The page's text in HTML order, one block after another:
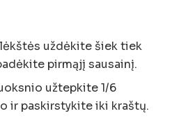
uždėkite šiek tiek
pirmąjį sausainį.
užtepkite 1/6
ir paskirstykite iki kraštų.